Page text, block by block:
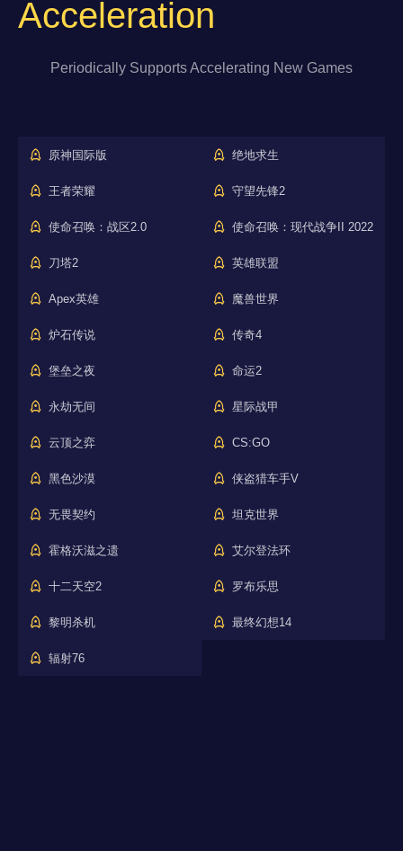
Acceleration
Periodically Supports Accelerating New Games
原神国际版 绝地求生
王者荣耀 守望先锋2
使命召唤：战区2.0 使命召唤：现代战争II 2022
刀塔2 英雄联盟
Apex英雄 魔兽世界
炉石传说 传奇4
堡垒之夜 命运2
永劫无间 星际战甲
云顶之弈 CS:GO
黑色沙漠 侠盗猎车手V
无畏契约 坦克世界
霍格沃滋之遗 艾尔登法环
十二天空2 罗布乐思
黎明杀机 最终幻想14
辐射76